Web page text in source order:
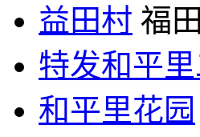
益田村 福田
特发和平
和平里花园